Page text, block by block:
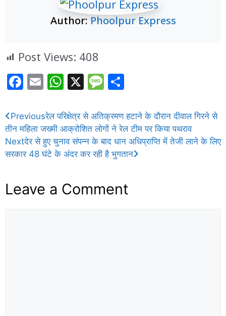
Author:Phoolpur Express
Post Views: 408
F
c
e
b
o
k
E
ai
l
W
at
s
A
p
p
X M
ss
a
g
e
ar
e
Previousरेल परिक्षेत्र से अतिक्रमण हटाने के दौरान दीवाल गिरने से
तीन महिला जख्मी आक्रोशित लोगों ने रेल टीम पर किया पथराव
Nextदेर से हुए चुनाव संपन्न के बाद धान अधिप्राप्ति में तेजी लाने के लिए
सरकार 48 घंटे के अंदर कर रही है भुगतान
Leave a Comment